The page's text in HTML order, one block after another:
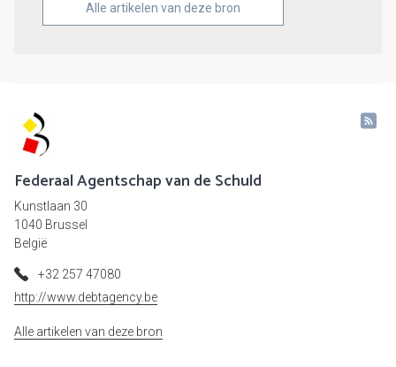
Alle artikelen van deze bron
Federaal Agentschap van de Schuld
Kunstlaan 30
1040 Brussel
België
+32 257 47080
http://www.debtagency.be
Alle artikelen van deze bron